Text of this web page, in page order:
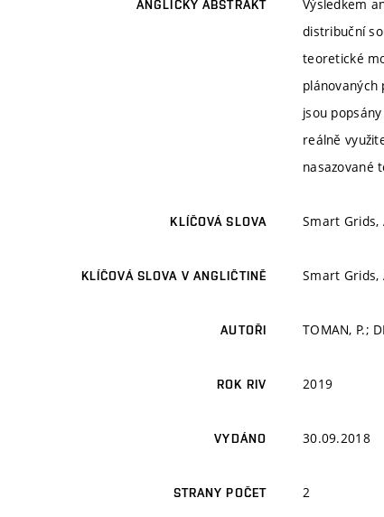
ANGLICKÝ ABSTRAKT
Výsledkem
distribuční
teoretické
jsou
reálně
nasazované
KLÍČOVÁ SLOVA Smart Grids,
KLÍČOVÁ SLOVA V ANGLIČTINĚ Smart Grids,
AUTOŘI TOMAN, P.;
ROK RIV 2019
VYDÁNO 30.09.2018
STRANY POČET 2